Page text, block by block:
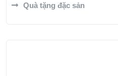
Quà tặng đặc sản